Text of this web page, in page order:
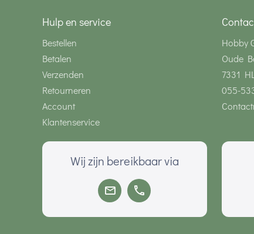
Hulp en service
Bestellen
Betalen
Verzenden
Retourneren
Account
Klantenservice
Hobby
Oude
7331
055-
Wij zijn bereikbaar via